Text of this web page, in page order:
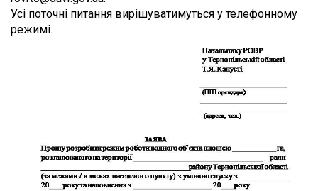
Усі поточні питання вирішуватимуться у телефонному
режимі.